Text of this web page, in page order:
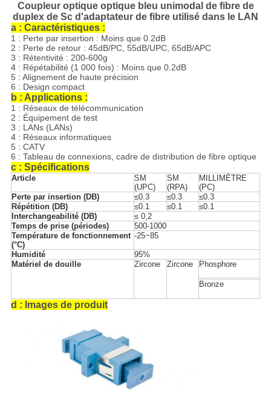
Coupleur optique optique bleu unimodal de fibre de
duplex de Sc d'adaptateur de fibre utilisé dans le LAN
a : Caractéristiques :
1 : Perte par insertion : Moins que 0.2dB
2 : Perte de retour : 45dB/PC, 55dB/UPC, 65dB/APC
3 : Rétentivité : 200-600g
4 : Répétabilité (1 000 fois) : Moins que 0.2dB
5 : Alignement de haute précision
6 : Design compact
b : Applications :
1 : Réseaux de télécommunication
2 : Équipement de test
3 : LANs (LANs)
4 : Réseaux informatiques
5 : CATV
6 : Tableau de connexions, cadre de distribution de fibre optique
c : Spécifications
Article
SM
(UPC)
SM
(RPA)
MILLIMÈTRE
(PC)
Perte par insertion (DB)
≤0.3 ≤0.3
≤0.3
Répétition (DB)
≤0.1 ≤0.1
≤0.1
Interchangeabilité (DB)
≤ 0,2
Temps de prise (périodes)
500-1000
Température de fonctionnement
(°C)
-25~85
Humidité
95%
Matériel de douille
Zircone Zircone Phosphore
Bronze
d : Images de produit